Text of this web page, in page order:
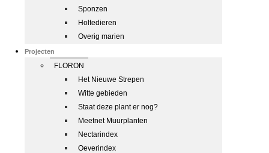
Sponzen
Holtedieren
Overig marien
Projecten
FLORON
Het Nieuwe Strepen
Witte gebieden
Staat deze plant er nog?
Meetnet Muurplanten
Nectarindex
Oeverindex